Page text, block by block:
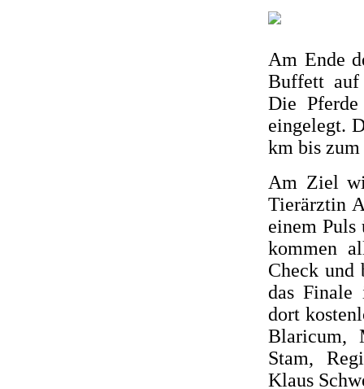
Am Ende
Buffett auf
Die
eingelegt.
km bis
Am Ziel
Tierärztin
einem
kommen
Check und
das Finale
dort
Blaricum,
Stam,
Klaus